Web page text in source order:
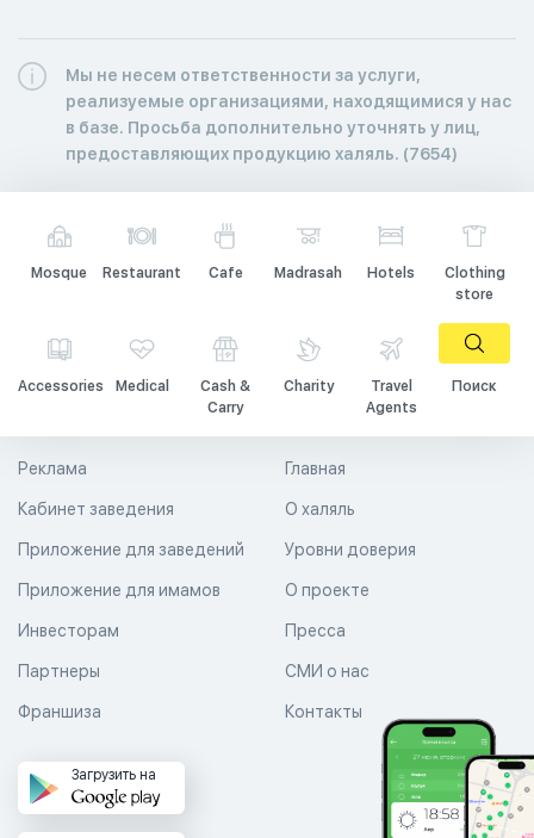
Мы не несем ответственности за услуги,
реализуемые организациями, находящимися у нас
в базе. Просьба дополнительно уточнять у лиц,
предоставляющих продукцию халяль. (7654)
Mosque Restaurant Cafe Madrasah Hotels
Clothing
store
Accessories Medical
Cash &
Carry
Charity
Travel
Agents
Поиск
Главная
О халяль
Уровни доверия
Реклама
Кабинет заведения
Приложение для заведений
Приложение для имамов О проекте
Пресса
СМИ о нас
Контакты
Инвесторам
Партнеры
Франшиза
Загрузить на